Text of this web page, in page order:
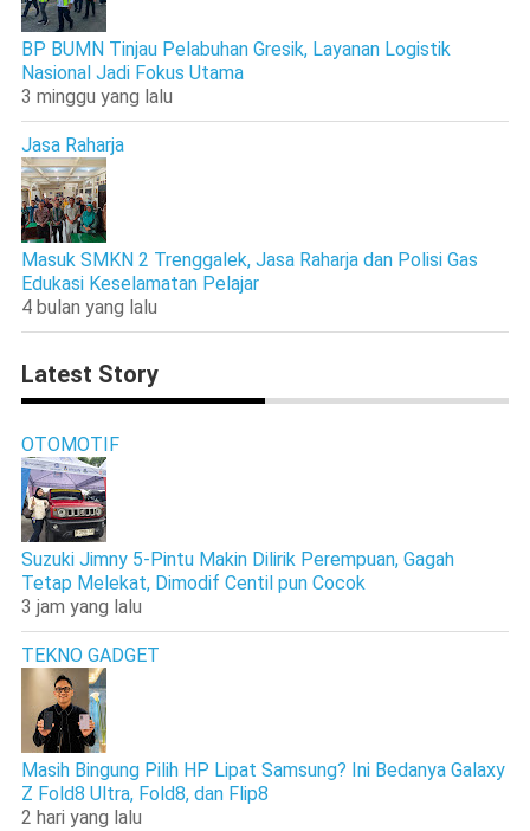
BP BUMN Tinjau Pelabuhan Gresik, Layanan Logistik
Nasional Jadi Fokus Utama
3 minggu yang lalu
Jasa Raharja
Masuk SMKN 2 Trenggalek, Jasa Raharja dan Polisi Gas
Edukasi Keselamatan Pelajar
4 bulan yang lalu
Latest Story
OTOMOTIF
Suzuki Jimny 5-Pintu Makin Dilirik Perempuan, Gagah
Tetap Melekat, Dimodif Centil pun Cocok
3 jam yang lalu
TEKNO GADGET
Masih Bingung Pilih HP Lipat Samsung? Ini Bedanya Galaxy
Z Fold8 Ultra, Fold8, dan Flip8
2 hari yang lalu